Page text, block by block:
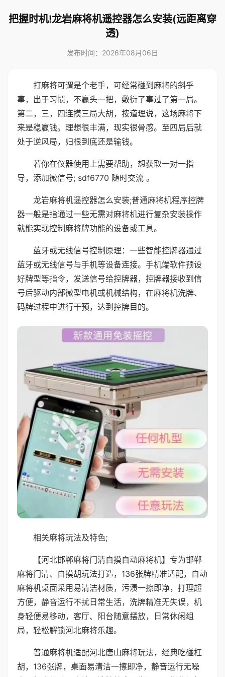
把握时机!龙岩麻将机遥控器怎么安装(远距离穿
透)
发布时间：2026年08月06日
打麻将可谓是个老手，可经常碰到麻将的斜乎
事，出于习惯，不赢头一把，敷衍了事过了第一局。
第二，三，四连摸三局大胡，按道理说，这场麻将下
来是稳赢钱。理想很丰满，现实很骨感。至四局后就
处于逆风局，归根到底还是输钱。
若你在仪器使用上需要帮助，想获取一对一指
导，添加微信号; sdf6770 随时交流 。
龙岩麻将机遥控器怎么安装;普通麻将机程序控牌
器一般是指通过一些无需对麻将机进行复杂安装操作
就能实现控制麻将牌功能的设备或工具。
蓝牙或无线信号控制原理：一些智能控牌器通过
蓝牙或无线信号与手机等设备连接。手机端软件预设
好牌型等指令，发送信号给控牌器，控牌器接收到信
号后驱动内部微型电机或机械结构，在麻将机洗牌、
码牌过程中进行干预，达到控牌目的。
相关麻将玩法及特色;
【河北邯郸麻将门清自摸自动麻将机】专为邯郸
麻将门清、自摸胡玩法打造，136张牌精准适配，自动
麻将机桌面采用易清洁材质，污渍一擦即净，打理超
方便，静音运行不扰日常生活，洗牌精准无失误，机
身轻便易移动，客厅、阳台随意摆放，日常休闲组
局，轻松解锁河北麻将乐趣。
普通麻将机适配河北唐山麻将玩法，经典吃碰杠
胡，136张牌，桌面易清洁一擦即净，静音运行无噪